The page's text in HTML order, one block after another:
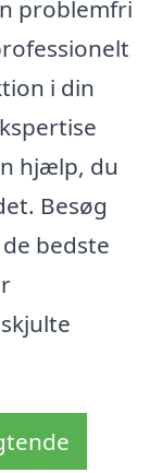
problemfri
i din
hjælp, du
Besøg
bedste